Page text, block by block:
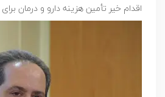
اقدام خیر تأمین هزینه دارو و درمان